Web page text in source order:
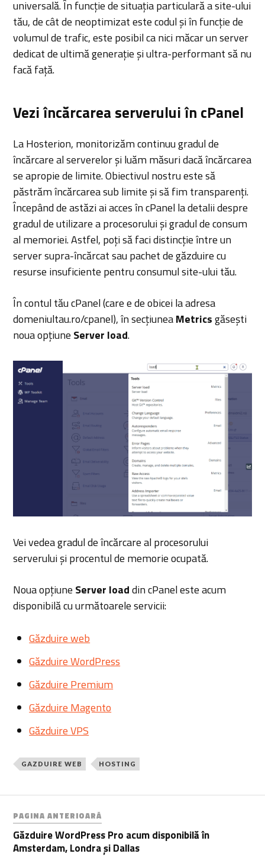
universală. În funcție de situația particulară a site-ului
tău, de cât de neoptimizat este codul și în funcție de
volumul de trafic, este posibil ca nici măcar un server
dedicat de ultimă generație și ultra-performant să nu
facă față.
Vezi încărcarea serverului în cPanel
La Hosterion, monitorizăm continuu gradul de
încărcare al serverelor și luăm măsuri dacă încărcarea
se apropie de limite. Obiectivul nostru este să
păstrăm încărcarea sub limite și să fim transparenți.
Începând de astăzi ai acces în cPanel la detalii despre
gradul de utilizare a procesorului și gradul de consum
al memoriei. Astfel, poți să faci distincție între un
server supra-încărcat sau pachet de găzduire cu
resurse insuficiente pentru consumul site-ului tău.
În contul tău cPanel (care e de obicei la adresa
domeniultau.ro/cpanel), în secțiuneaMetricsgăsești
noua opțiune Server load.
Vei vedea gradul de încărcare al procesorului
serverului și procentul de memorie ocupată.
Noua opțiune Server loaddin cPanel este acum
disponibilă cu următoarele servicii:
Găzduire web
Găzduire WordPress
Găzduire Premium
Găzduire Magento
Găzduire VPS
GAZDUIRE WEB HOSTING
PAGINA ANTERIOARĂ
Găzduire WordPress Pro acum disponibilă în
Amsterdam, Londra și Dallas